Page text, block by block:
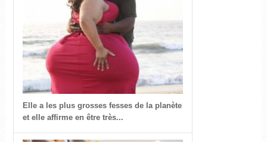
Elle a les plus grosses fesses de la planète
et elle affirme en être très...